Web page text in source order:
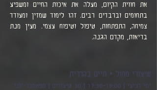
את חווית הקיום, מעלה את איכות החיים ומשפיע
בתחומים וברבדים רבים. זהו לימוד שמזין ומעודד
צמיחה, התפתחות, טיפול וטיפוח עצמי. מעין מנת
בריאות, מקדם הגנה.
שיעורי מחול • חיים בהררית
ימי רביעי | 17:30-19:00 | 30 שיעורים | ספטמבר-יוני